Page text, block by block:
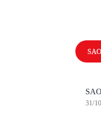
SAO
SAO
31/